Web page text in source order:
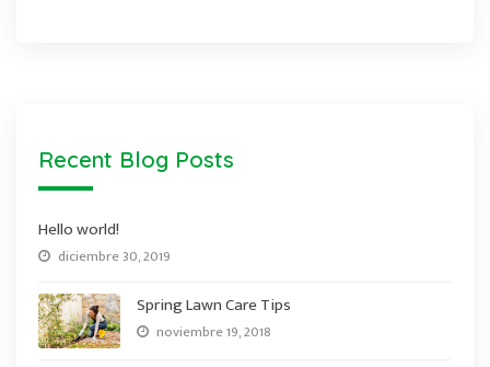
Recent Blog Posts
Hello world!
diciembre 30, 2019
Spring Lawn Care Tips
noviembre 19, 2018